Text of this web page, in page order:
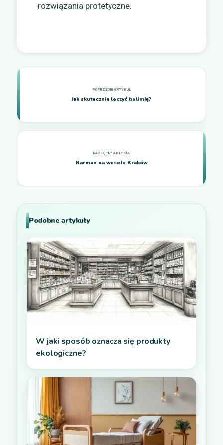
rozwiązania protetyczne.
Jak skutecznie leczyć bulimię?
Barman na wesele Kraków
Podobne artykuły
W jaki sposób oznacza się produkty
ekologiczne?